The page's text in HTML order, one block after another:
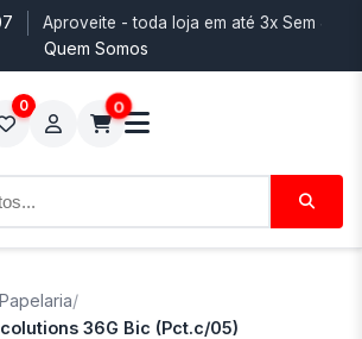
Aproveite - toda loja em até 3x Sem
Quem Somos
0 0
/
36G Bic (Pct.c/05)